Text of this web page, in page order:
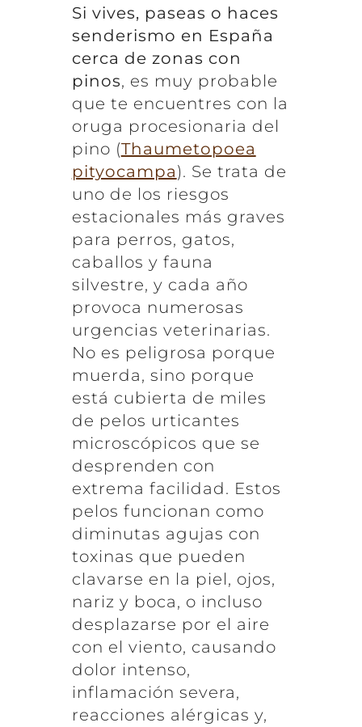
Si vives, paseas o haces
senderismo en España
cerca de zonas con
pinos, es muy probable
que te encuentres con la
oruga procesionaria del
pino (Thaumetopoea
pityocampa). Se trata de
uno de los riesgos
estacionales más graves
para perros, gatos,
caballos y fauna
silvestre, y cada año
provoca numerosas
urgencias veterinarias.
No es peligrosa porque
muerda, sino porque
está cubierta de miles
de pelos urticantes
microscópicos que se
desprenden con
extrema facilidad. Estos
pelos funcionan como
diminutas agujas con
toxinas que pueden
clavarse en la piel, ojos,
nariz y boca, o incluso
desplazarse por el aire
con el viento, causando
dolor intenso,
inflamación severa,
reacciones alérgicas y,